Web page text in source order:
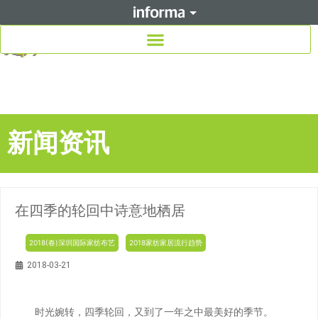
新闻资讯
在四季的轮回中诗意地栖居
2018(春)深圳国际家纺布艺 2018家纺家居流行趋势
2018-03-21
时光婉转，四季轮回，又到了一年之中最美好的季节。